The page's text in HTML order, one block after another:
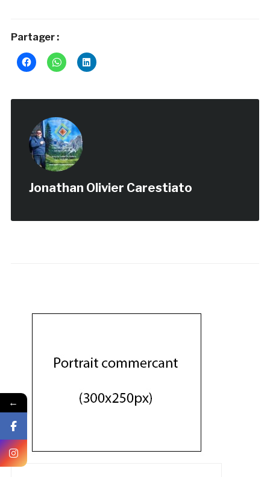
Partager :
Jonathan Olivier Carestiato
←